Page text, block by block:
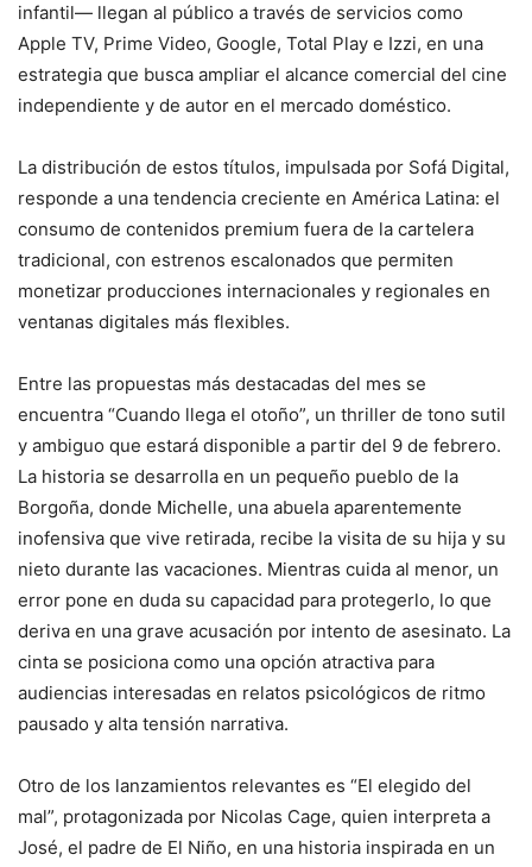
infantil— llegan al público a través de servicios como
Apple TV, Prime Video, Google, Total Play e Izzi, en una
estrategia que busca ampliar el alcance comercial del cine
independiente y de autor en el mercado doméstico.
La distribución de estos títulos, impulsada por Sofá Digital,
responde a una tendencia creciente en América Latina: el
consumo de contenidos premium fuera de la cartelera
tradicional, con estrenos escalonados que permiten
monetizar producciones internacionales y regionales en
ventanas digitales más flexibles.
Entre las propuestas más destacadas del mes se
encuentra “Cuando llega el otoño”, un thriller de tono sutil
y ambiguo que estará disponible a partir del 9 de febrero.
La historia se desarrolla en un pequeño pueblo de la
Borgoña, donde Michelle, una abuela aparentemente
inofensiva que vive retirada, recibe la visita de su hija y su
nieto durante las vacaciones. Mientras cuida al menor, un
error pone en duda su capacidad para protegerlo, lo que
deriva en una grave acusación por intento de asesinato. La
cinta se posiciona como una opción atractiva para
audiencias interesadas en relatos psicológicos de ritmo
pausado y alta tensión narrativa.
Otro de los lanzamientos relevantes es “El elegido del
mal”, protagonizada por Nicolas Cage, quien interpreta a
José, el padre de El Niño, en una historia inspirada en un